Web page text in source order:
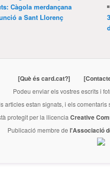
Càgola merdançana
a Sant Llorenç
[Què és card.cat?]
Podeu enviar els vostres escrits i
articles estan signats, i els
protegit per la llicencia Creative
Publicació membre de l'Associació